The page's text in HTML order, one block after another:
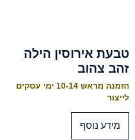
טבעת אירוסין הילה
זהב צהוב
הזמנה מראש 10-14 ימי עסקים
לייצור
מידע נוסף